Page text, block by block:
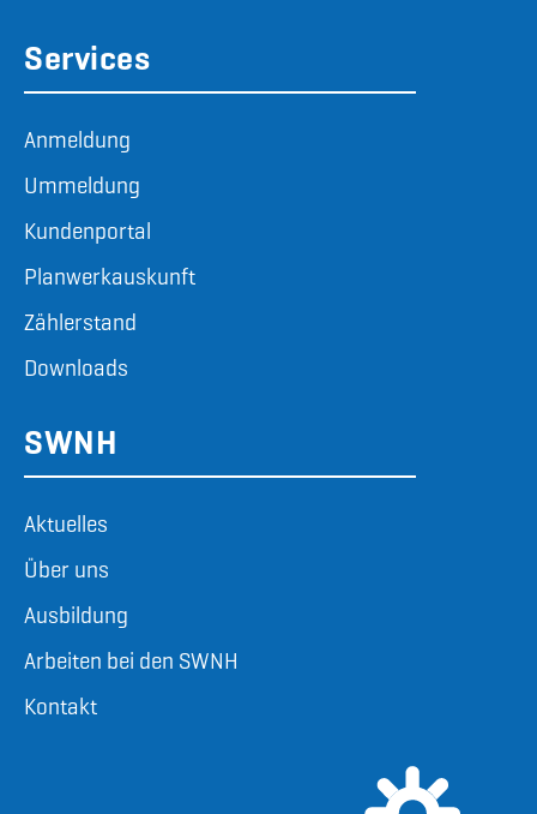
Services
Anmeldung
Ummeldung
Kundenportal
Planwerkauskunft
Zählerstand
Downloads
SWNH
Aktuelles
Über uns
Ausbildung
Arbeiten bei den SWNH
Kontakt